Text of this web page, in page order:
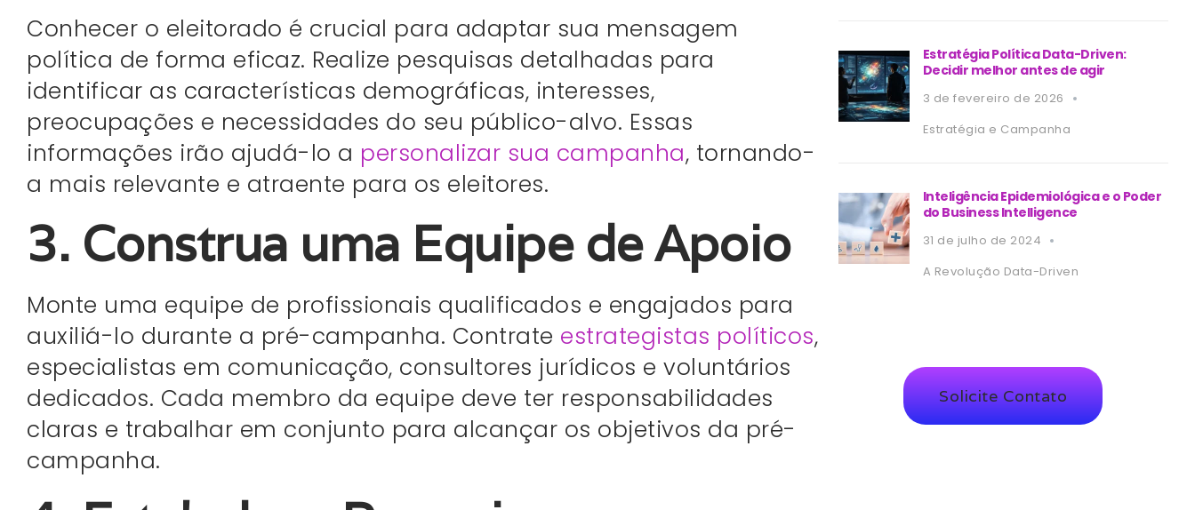
Conhecer o eleitorado é crucial para adaptar sua mensagem
política de forma eficaz. Realize pesquisas detalhadas para
identificar as características demográficas, interesses,
preocupações e necessidades do seu público-alvo. Essas
informações irão ajudá-lo a personalizar sua campanha, tornando-
a mais relevante e atraente para os eleitores.
3. Construa uma Equipe de Apoio
Monte uma equipe de profissionais qualificados e engajados para
auxiliá-lo durante a pré-campanha. Contrate estrategistas políticos,
especialistas em comunicação, consultores jurídicos e voluntários
dedicados. Cada membro da equipe deve ter responsabilidades
claras e trabalhar em conjunto para alcançar os objetivos da pré-
campanha.
Estratégia Política Data-Driven:
Decidir melhor antes de agir
3 de fevereiro de 2026
Estratégia e Campanha
Inteligência Epidemiológica e o Poder
do Business Intelligence
31 de julho de 2024
A Revolução Data-Driven
Solicite Contato